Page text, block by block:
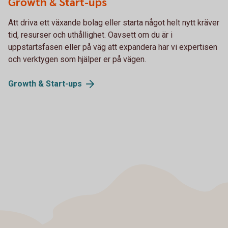
Att driva ett växande bolag eller starta något helt nytt kräver
tid, resurser och uthållighet. Oavsett om du är i
uppstartsfasen eller på väg att expandera har vi expertisen
och verktygen som hjälper er på vägen.
Growth & Start-ups